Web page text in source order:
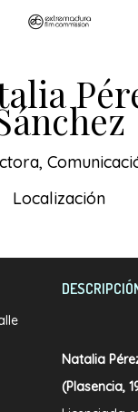
Localización
Natalia
(Plasencia,